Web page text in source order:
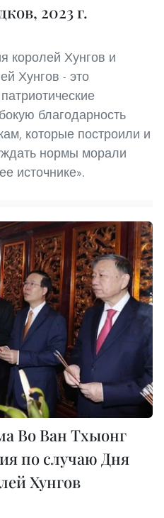
2023 г.
королей Хунгов и
Хунгов - это
благодарность
которые построили и
нормы морали
источнике».
Во Ван Тхыонг
по случаю Дня
Хунгов